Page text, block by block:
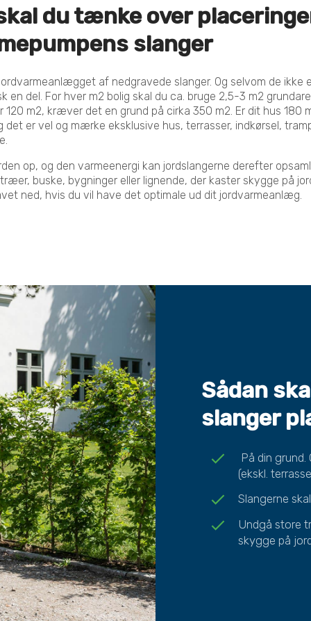
du tænke over
slanger
af nedgravede slanger. Og selvom de ikke
en del. For hver m2 bolig skal du ca. bruge 2,5-3 m2
120 m2, kræver det en grund på cirka 350 m2. Er dit hus 180
det er vel og mærke eksklusive hus, terrasser, indkørsel,
op, og den varmeenergi kan jordslangerne derefter
buske, bygninger eller lignende, der kaster skygge på
ned, hvis du vil have det optimale ud dit jordvarmeanlæg.
Sådan
slanger
check
På din
(ekskl.
check Slangerne
check
Undgå store
skygge på